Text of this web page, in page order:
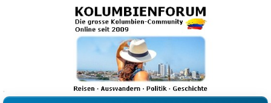
Kolumbienforum - Das
grosse Forum der
Freunde Kolumbiens
Reisen, Auswandern, Kultur, Politik, Geschichte und Visum in Kolumbien und Venezuela.
Austausch, Erfahrungen und Gemeinschaft im Kolumbienforum